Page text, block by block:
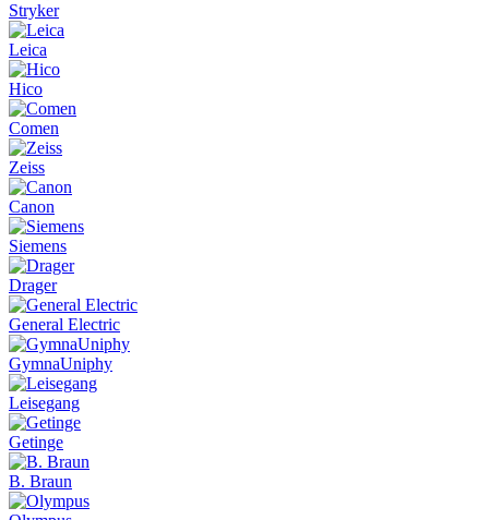
Stryker
Leica
Hico
Comen
Zeiss
Canon
Siemens
Drager
General Electric
GymnaUniphy
Leisegang
Getinge
B. Braun